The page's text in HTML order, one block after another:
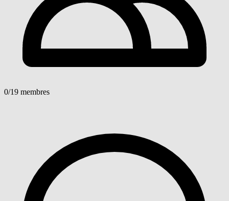
0/19 membres